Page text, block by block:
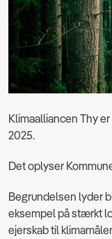
Klimaalliancen Thy
2025.
Det oplyser
Begrundelsen lyder
eksempel på stærkt
ejerskab til